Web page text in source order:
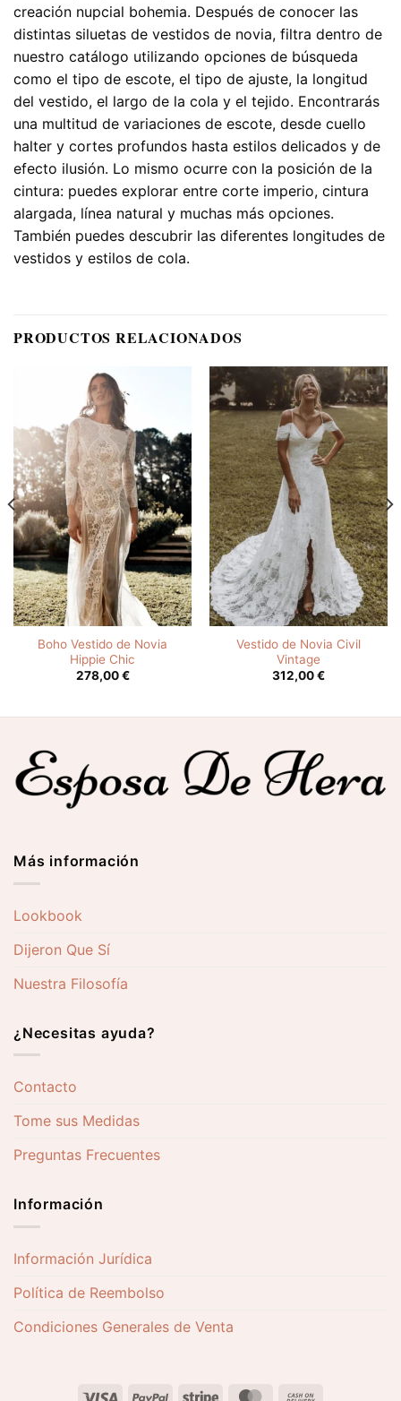
creación nupcial bohemia. Después de conocer las
distintas siluetas de vestidos de novia, filtra dentro de
nuestro catálogo utilizando opciones de búsqueda
como el tipo de escote, el tipo de ajuste, la longitud
del vestido, el largo de la cola y el tejido. Encontrarás
una multitud de variaciones de escote, desde cuello
halter y cortes profundos hasta estilos delicados y de
efecto ilusión. Lo mismo ocurre con la posición de la
cintura: puedes explorar entre corte imperio, cintura
alargada, línea natural y muchas más opciones.
También puedes descubrir las diferentes longitudes de
vestidos y estilos de cola.
PRODUCTOS RELACIONADOS
Boho Vestido de Novia
Hippie Chic
278,00€
Vestido de Novia Civil
Vintage
312,00€
Más información
Lookbook
Dijeron Que Sí
Nuestra Filosofía
¿Necesitas ayuda?
Contacto
Tome sus Medidas
Preguntas Frecuentes
Información
Información Jurídica
Política de Reembolso
Condiciones Generales de Venta